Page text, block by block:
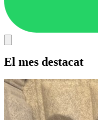
El mes destacat